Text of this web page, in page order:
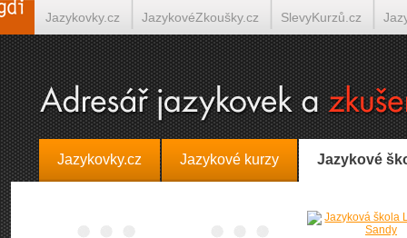
Jazykovky.cz Jazykové kurzy Jazykové
Jazykovky.cz JazykovéZkoušky.cz SlevyKurzů.cz
Španělština on-line Italština on-line Tlumočení-